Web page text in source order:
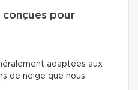
conçues pour
adaptées aux
de neige que nous